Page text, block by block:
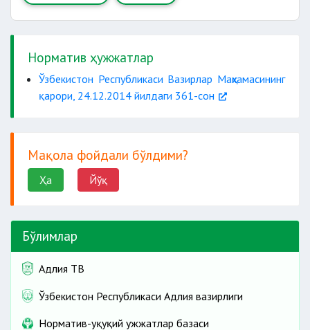
Норматив ҳужжатлар
Ўзбекистон Республикаси Вазирлар Маҳкамасининг
қарори, 24.12.2014 йилдаги 361-сон
Мақола фойдали бўлдими?
Ҳа Йўқ
Бўлимлар
Адлия ТВ
Ўзбекистон Республикаси Адлия вазирлиги
Норматив-ҳуқуқий ҳужжатлар базаси